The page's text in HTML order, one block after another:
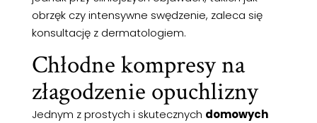
obrzęk czy intensywne swędzenie, zaleca się
konsultację z dermatologiem.
Chłodne kompresy na
złagodzenie opuchlizny
Jednym z prostych i skutecznych domowych